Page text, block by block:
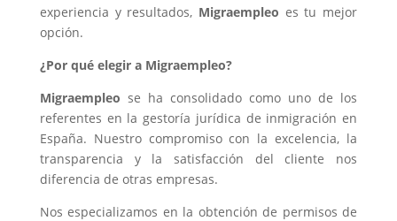
experiencia y resultados, Migraempleo es tu mejor
opción.
¿Por qué elegir a Migraempleo?
Migraempleo se ha consolidado como uno de los
referentes en la gestoría jurídica de inmigración en
España. Nuestro compromiso con la excelencia, la
transparencia y la satisfacción del cliente nos
diferencia de otras empresas.
Nos especializamos en la obtención de permisos de